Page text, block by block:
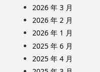
2026 年 3 月
2026 年 2 月
2026 年 1 月
2025 年 6 月
2025 年 4 月